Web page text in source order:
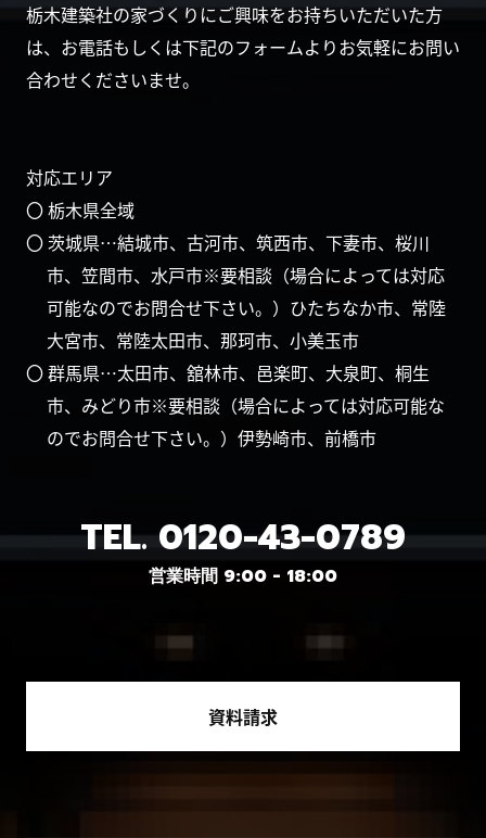
栃木建築社の家づくりにご興味をお持ちいただいた方
は、お電話もしくは下記のフォームよりお気軽にお問い
合わせくださいませ。
対応エリア
〇 栃木県全域
〇 茨城県…結城市、古河市、筑西市、下妻市、桜川
市、笠間市、水戸市※要相談（場合によっては対応
可能なのでお問合せ下さい。）ひたちなか市、常陸
大宮市、常陸太田市、那珂市、小美玉市
〇 群馬県…太田市、舘林市、邑楽町、大泉町、桐生
市、みどり市※要相談（場合によっては対応可能な
のでお問合せ下さい。）伊勢崎市、前橋市
TEL. 0120-43-0789
営業時間 9:00 - 18:00
資料請求